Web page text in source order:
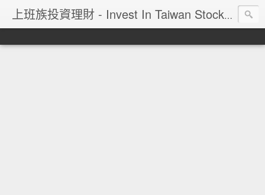
上班族投資理財 - Invest In Taiwan Stock Market